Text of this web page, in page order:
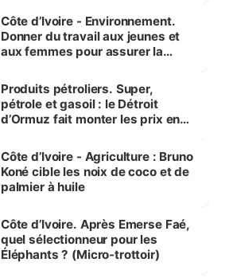
Côte d’Ivoire - Environnement.
Donner du travail aux jeunes et
aux femmes pour assurer la
menacées
Produits pétroliers. Super,
pétrole et gasoil : le Détroit
d’Ormuz fait monter les prix en
Côte d’Ivoire - Agriculture : Bruno
Koné cible les noix de coco et de
palmier à huile
Côte d’Ivoire. Après Emerse Faé,
quel sélectionneur pour les
Éléphants ? (Micro-trottoir)